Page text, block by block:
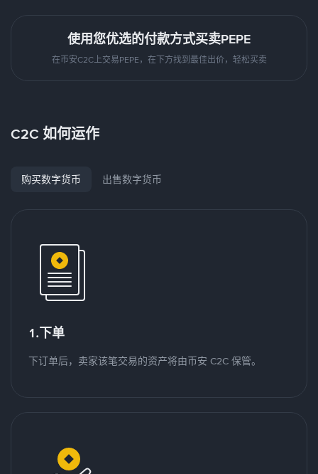
使用您优选的付款方式买卖PEPE
在币安C2C上交易PEPE，在下方找到最佳出价，轻松买卖
C2C 如何运作
购买数字货币 出售数字货币
1.下单
下订单后，卖家该笔交易的资产将由币安 C2C 保管。